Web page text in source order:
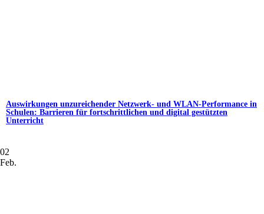
Auswirkungen unzureichender Netzwerk- und WLAN-Performance in
Schulen: Barrieren für fortschrittlichen und digital gestützten
Unterricht
02
Feb.